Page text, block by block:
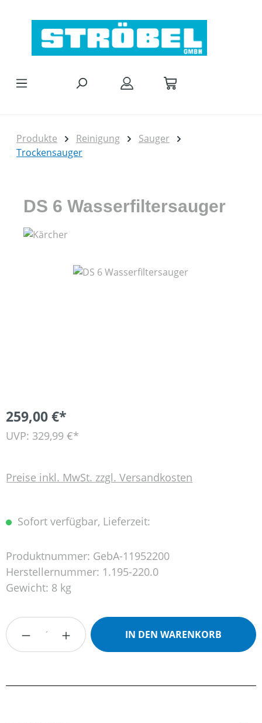
Produkte Reinigung
Sauger
Trockensauger
DS 6 Wasserfiltersauger
Bildergalerie überspringen
259,00 €*
UVP: 329,99 €*
Preise inkl. MwSt. zzgl. Versandkosten
Sofort verfügbar, Lieferzeit:
Produktnummer: GebA-11952200
Herstellernummer: 1.195-220.0
Gewicht: 8 kg
Produkt Anzahl: Gib den gewünschten
IN DEN WARENKORB